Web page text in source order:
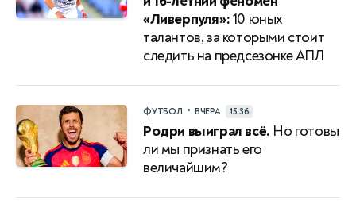
«Ливерпуля»:10 юных
талантов, за которыми стоит
следить на предсезонке АПЛ
ФУТБОЛ • ВЧЕРА 15:36
Родри выиграл всё. Но готовы
ли мы признать его
величайшим?